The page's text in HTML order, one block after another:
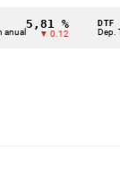
5,81 %
▼ 0.12 Dep.